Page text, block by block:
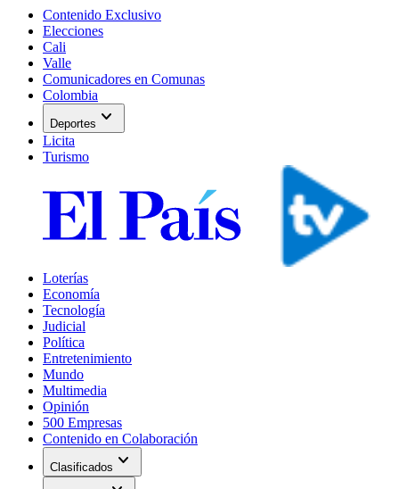
Contenido Exclusivo
Elecciones
Cali
Valle
Comunicadores en Comunas
Colombia
Deportes expand_more
Licita
Turismo
Loterías
Economía
Tecnología
Judicial
Política
Entretenimiento
Mundo
Multimedia
Opinión
500 Empresas
Contenido en Colaboración
Clasificados expand_more